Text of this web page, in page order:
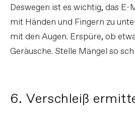
Deswegen ist es wichtig, das
mit Händen und Fingern zu
mit den Augen. Erspüre, ob
Geräusche. Stelle Mängel so
6. Verschleiß